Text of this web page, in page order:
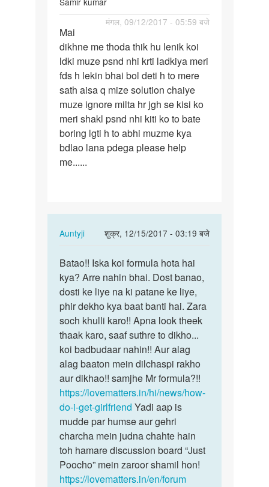
मंगल, 09/12/2017 - 05:59 बजे
Mai
dikhne
me
thoda
thik
hu…
Mai
dikhne me thoda thik hu lenik koi
ldki muze psnd nhi krti ladkiya meri
fds h lekin bhai bol deti h to mere
sath aisa q mize solution chaiye
muze ignore milta hr jgh se kisi ko
meri shakl psnd nhi kiti ko to bate
boring lgti h to abhi muzme kya
bdlao lana pdega please help
me......
Auntyji
शुक्र, 12/15/2017 - 03:19 बजे
In
to
Mai
dikhne
me
thoda
thik
hu…
by
Samir
kumar
Batao!!
Iska
koi
formula…
Batao!! Iska koi formula hota hai
kya? Arre nahin bhai. Dost banao,
dosti ke liye na ki patane ke liye,
phir dekho kya baat banti hai. Zara
soch khulli karo!! Apna look theek
thaak karo, saaf suthre to dikho...
koi badbudaar nahin!! Aur alag
alag baaton mein dilchaspi rakho
aur dikhao!! samjhe Mr formula?!!
https://lovematters.in/hi/news/how-
do-i-get-girlfriend Yadi aap is
mudde par humse aur gehri
charcha mein judna chahte hain
toh hamare discussion board “Just
Poocho” mein zaroor shamil hon!
https://lovematters.in/en/forum